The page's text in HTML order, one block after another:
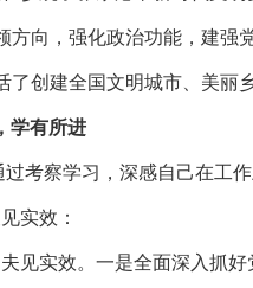
方向，强化政治功能，建
了创建全国文明城市、美
学有所进
考察学习，深感自己在工
实效：
见实效。 一是全面深入抓